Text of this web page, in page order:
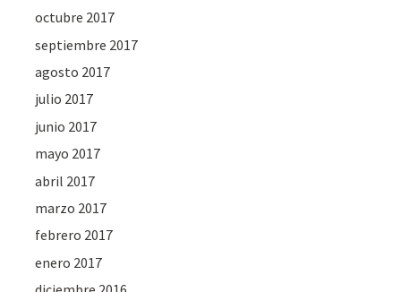
octubre 2017
septiembre 2017
agosto 2017
julio 2017
junio 2017
mayo 2017
abril 2017
marzo 2017
febrero 2017
enero 2017